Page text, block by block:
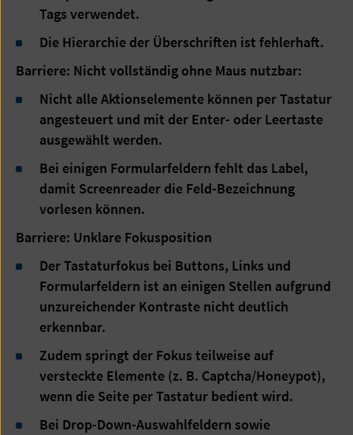
Tags verwendet.
Die Hierarchie der Überschriften ist fehlerhaft.
Barriere: Nicht vollständig ohne Maus nutzbar:
Nicht alle Aktionselemente können per Tastatur
angesteuert und mit der Enter- oder Leertaste
ausgewählt werden.
Bei einigen Formularfeldern fehlt das Label,
damit Screenreader die Feld-Bezeichnung
vorlesen können.
Barriere: Unklare Fokusposition
Der Tastaturfokus bei Buttons, Links und
Formularfeldern ist an einigen Stellen aufgrund
unzureichender Kontraste nicht deutlich
erkennbar.
Zudem springt der Fokus teilweise auf
versteckte Elemente (z. B. Captcha/Honeypot),
wenn die Seite per Tastatur bedient wird.
Bei Drop-Down-Auswahlfeldern sowie